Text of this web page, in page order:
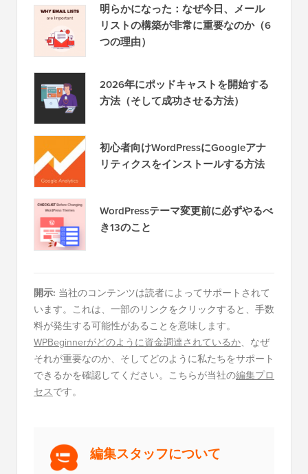
明らかになった：なぜ今日、メール
リストの構築が非常に重要なのか（6
つの理由）
2026年にポッドキャストを開始する
方法（そして成功させる方法）
初心者向けWordPressにGoogleアナ
リティクスをインストールする方法
WordPressテーマ変更前に必ずやるべ
き13のこと
開示: 当社のコンテンツは読者によってサポートされて
います。これは、一部のリンクをクリックすると、手数
料が発生する可能性があることを意味します。
WPBeginnerがどのように資金調達されているか、なぜ
それが重要なのか、そしてどのように私たちをサポート
できるかを確認してください。こちらが当社の編集プロ
セスです。
編集スタッフについて